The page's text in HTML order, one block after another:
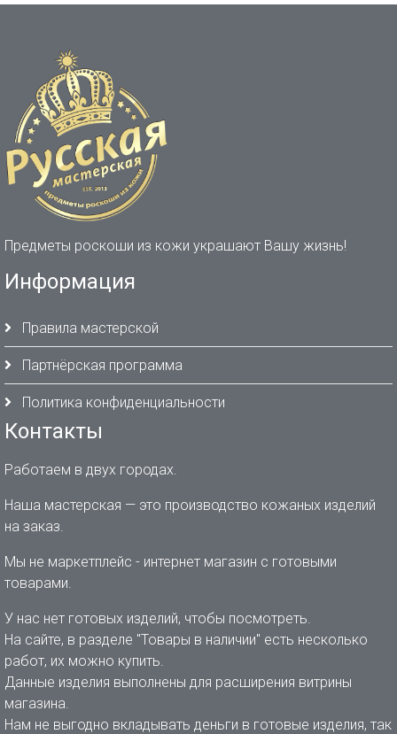
Предметы роскоши из кожи украшают Вашу жизнь!
Информация
Правила мастерской
Партнёрская программа
Политика конфиденциальности
Контакты
Работаем в двух городах.
Наша мастерская — это производство кожаных изделий
на заказ.
Мы не маркетплейс - интернет магазин с готовыми
товарами.
У нас нет готовых изделий, чтобы посмотреть.
На сайте, в разделе "Товары в наличии" есть несколько
работ, их можно купить.
Данные изделия выполнены для расширения витрины
магазина.
Нам не выгодно вкладывать деньги в готовые изделия, так